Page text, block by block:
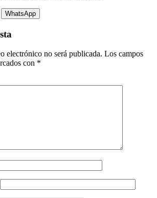
WhatsApp
electrónico no será publicada. Los campos
con *